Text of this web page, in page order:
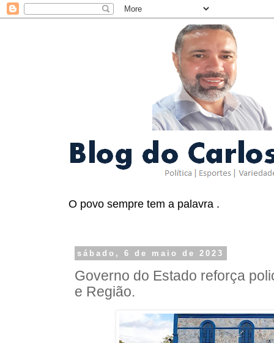
O povo sempre tem a palavra .
sábado, 6 de maio de 2023
Governo do Estado reforça
e Região.